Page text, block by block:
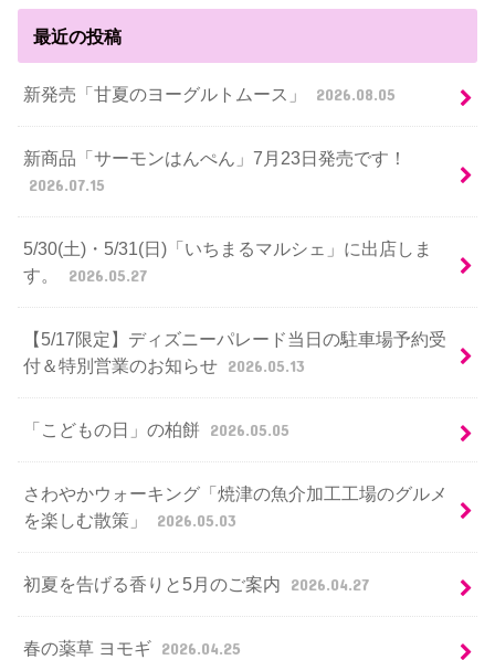
最近の投稿
新発売「甘夏のヨーグルトムース」 2026.08.05
新商品「サーモンはんぺん」7月23日発売です！
2026.07.15
5/30(土)・5/31(日)「いちまるマルシェ」に出店しま
す。
2026.05.27
【5/17限定】ディズニーパレード当日の駐車場予約受
付＆特別営業のお知らせ 2026.05.13
「こどもの日」の柏餅 2026.05.05
さわやかウォーキング「焼津の魚介加工工場のグルメ
を楽しむ散策」
2026.05.03
初夏を告げる香りと5月のご案内 2026.04.27
春の薬草 ヨモギ 2026.04.25